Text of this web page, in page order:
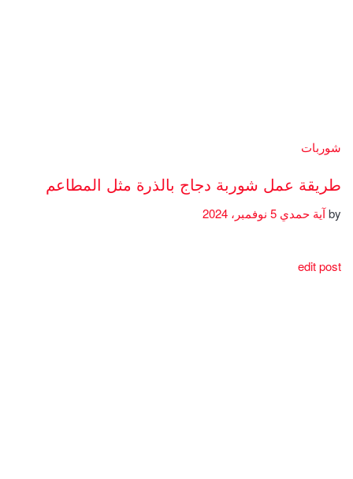
شوربات
طريقة عمل شوربة دجاج بالذرة مثل المطاعم
byآية حمدي
edit post